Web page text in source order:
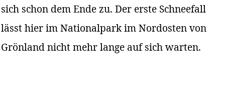
sich schon dem Ende zu. Der erste Schneefall
lässt hier im Nationalpark im Nordosten von
Grönland nicht mehr lange auf sich warten.